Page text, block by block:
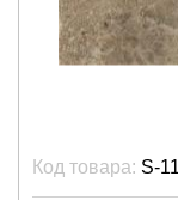
Код товара: S-